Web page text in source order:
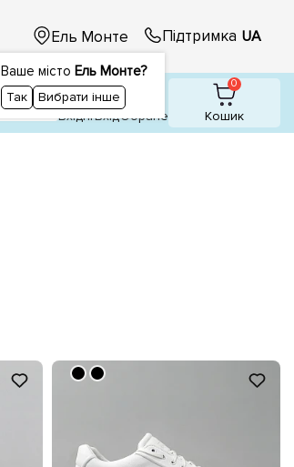
Ель Монте
Ваше місто Ель Монте?
Так Вибрати інше
Підтримка UA
1
ВхідніВхiдОбране
0
Кошик